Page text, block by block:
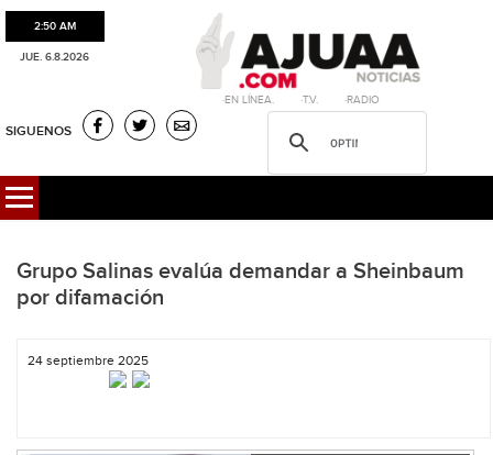
2:50 AM
JUE. 6.8.2026
·EN LÍNEA. ·T.V. ·RADIO
SIGUENOS
Grupo Salinas evalúa demandar a Sheinbaum
por difamación
24 septiembre 2025